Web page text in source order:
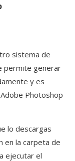
sistema de
permite generar
y es
Photoshop
lo descargas
en la carpeta de
ejecutar el